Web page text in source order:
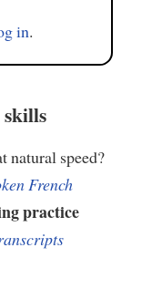
in.
natural speed?
French
practice